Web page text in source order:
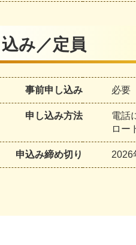
み／定員
事前申し込み 必要
申し込み方法
電話
ロー
申込み締め切り 2026